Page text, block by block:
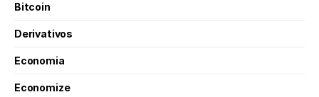
Bitcoin
Derivativos
Economia
Economize